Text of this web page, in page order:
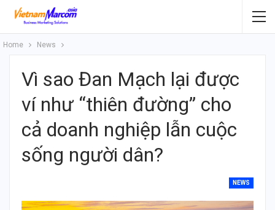
Home News
Vì sao Đan Mạch lại được
ví như “thiên đường” cho
cả doanh nghiệp lẫn cuộc
sống người dân?
NEWS